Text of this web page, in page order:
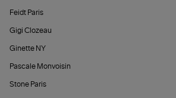
Feidt Paris
Gigi Clozeau
Ginette NY
Pascale Monvoisin
Stone Paris